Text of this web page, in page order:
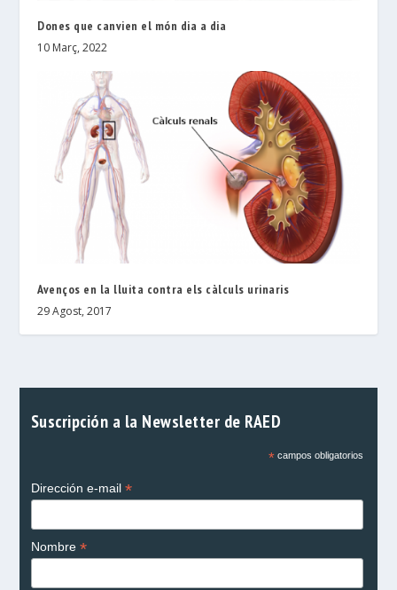
Dones que canvien el món dia a dia
10 Març, 2022
Avenços en la lluita contra els càlculs urinaris
29 Agost, 2017
Suscripción a la Newsletter de RAED
*campos obligatorios
Dirección e-mail *
Nombre *